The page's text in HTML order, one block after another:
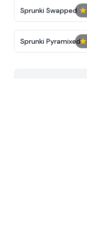
★
Sprunki Swapped
★
Sprunki Pyramixed